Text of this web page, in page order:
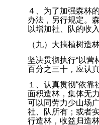
４、为了加强森林
办法，另行规定。
以增加社、队的收
（九）大搞植树造
坚决贯彻执行“以
百分之三十，应认
１、认真贯彻“依
面积造林，集体无
可以同劳力少山场
社、队所有；或者
行造林，收益归造